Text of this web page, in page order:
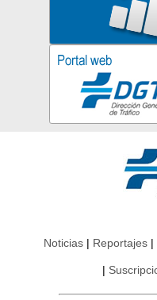
Noticias Reportajes